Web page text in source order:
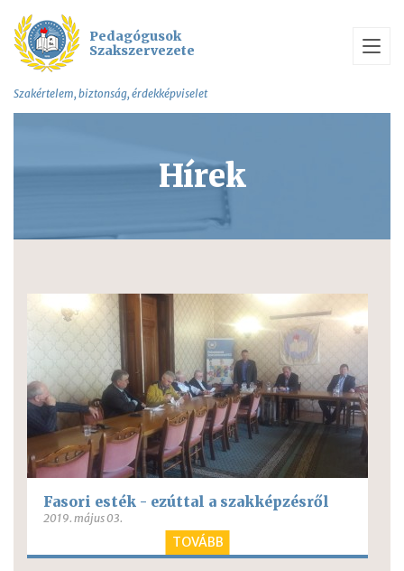
Pedagógusok
Szakszervezete
Szakértelem, biztonság, érdekképviselet
Hírek
Fasori esték - ezúttal a szakképzésről
2019. május 03.
TOVÁBB